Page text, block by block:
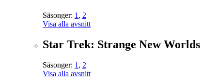
Säsonger: 1 , 2
Visa alla avsnitt
Star Trek: Strange New Worlds
Säsonger: 1 , 2
Visa alla avsnitt